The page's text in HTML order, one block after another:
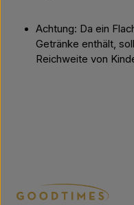
Achtung: Da ein
Getränke enthält,
Reichweite von